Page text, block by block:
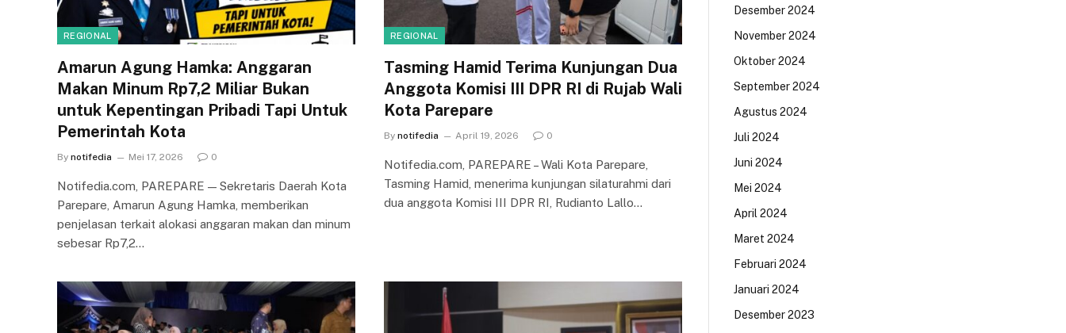
REGIONAL
Amarun Agung Hamka: Anggaran
Makan Minum Rp7,2 Miliar Bukan
untuk Kepentingan Pribadi Tapi Untuk
Pemerintah Kota
By notifedia Mei 17, 2026 0
Notifedia.com, PAREPARE — Sekretaris Daerah Kota
Parepare, Amarun Agung Hamka, memberikan
penjelasan terkait alokasi anggaran makan dan minum
sebesar Rp7,2…
REGIONAL
Tasming Hamid Terima Kunjungan Dua
Anggota Komisi III DPR RI di Rujab Wali
Kota Parepare
By notifedia April 19, 2026 0
Notifedia.com, PAREPARE – Wali Kota Parepare,
Tasming Hamid, menerima kunjungan silaturahmi dari
dua anggota Komisi III DPR RI, Rudianto Lallo…
Desember 2024
November 2024
Oktober 2024
September 2024
Agustus 2024
Juli 2024
Juni 2024
Mei 2024
April 2024
Maret 2024
Februari 2024
Januari 2024
Desember 2023